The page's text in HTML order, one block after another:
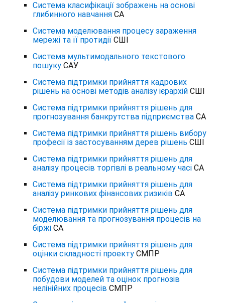
Система класифікації зображень на основі
глибинного навчання СА
Система моделювання процесу зараження
мережі та її протидії СШІ
Система мультимодального текстового
пошуку САУ
Система підтримки прийняття кадрових
рішень на основі методів аналізу ієрархій СШІ
Система підтримки прийняття рішень для
прогнозування банкрутства підприємства СА
Система підтримки прийняття рішень вибору
професії із застосуванням дерев рішень СШІ
Система підтримки прийняття рішень для
аналізу процесів торгівлі в реальному часі СА
Система підтримки прийняття рішень для
аналізу ринкових фінансових ризиків СА
Система підтримки прийняття рішень для
моделювання та прогнозування процесів на
біржі СА
Система підтримки прийняття рішень для
оцінки складності проекту СМПР
Система підтримки прийняття рішень для
побудови моделей та оцінок прогнозів
нелінійних процесів СМПР